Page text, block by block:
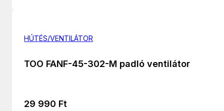
HÚTÉS/VENTILÁTOR
TOO FANF-45-302-M padló ventilátor
29 990 Ft